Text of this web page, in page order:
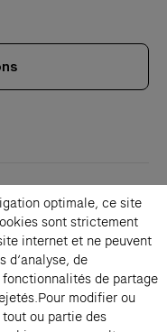
optimale, ce site
sont strictement
internet et ne peuvent
d’analyse, de
de partage
modifier ou
ou partie des